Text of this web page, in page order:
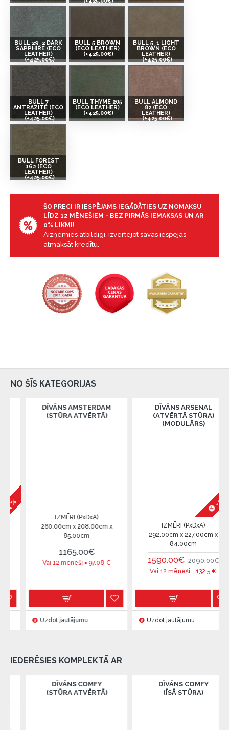
BULL 29_2 DARK
SAPPHIRE (ECO
LEATHER)
(+425.00€)
BULL 5 BROWN
(ECO LEATHER)
(+425.00€)
BULL 5_1 LIGHT
BROWN (ECO
LEATHER)
(+425.00€)
BULL 7
ANTRAZITE (ECO
LEATHER)
(+425.00€)
BULL THYME 205
(ECO LEATHER)
(+425.00€)
BULL ALMOND
82 (ECO
LEATHER)
(+425.00€)
BULL FOREST
162 (ECO
LEATHER)
(+425.00€)
ŠO PRECI IR IESPĒJAMS IEGĀDĀTIES UZ NOMAKSU
LĪDZ 12 MĒNEŠIEM - BEZ PIRMĀS IEMAKSAS UN AR
0% LIKMI!
Aizņemies atbildīgi, izvērtējot savas iespējas
atmaksāt kredītu.
NO ŠĪS KATEGORIJAS
DĪVĀNS AMSTERDAM
(STŪRA ATVĒRTĀ)
IZMĒRI (PxDxA)
260.00cm x 208.00cm x
85.00cm
1165.00€
Vai 12 mēneši =97.08 €
Uzdot jautājumu
DĪVĀNS ARSENAL
(ATVĒRTĀ STŪRA)
(MODULĀRS)
-24 %
IZMĒRI (PxDxA)
292.00cm x 227.00cm x
84.00cm
1590.00€ 2090.00€
Vai 12 mēneši =132.5 €
Uzdot jautājumu
IEDERĒSIES KOMPLEKTĀ AR
DĪVĀNS COMFY
(STŪRA ATVĒRTĀ)
DĪVĀNS COMFY
(ĪSĀ STŪRA)